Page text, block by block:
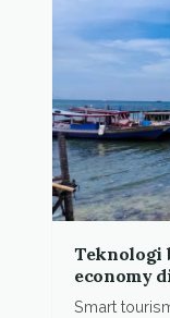
Teknologi
economy
Smart